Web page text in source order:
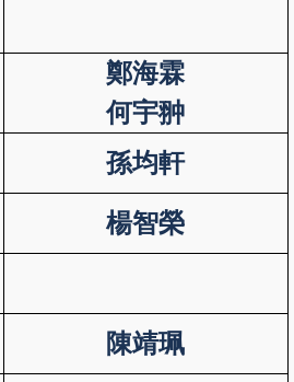
鄭海霖
何宇翀
孫均軒
楊智榮
陳靖珮